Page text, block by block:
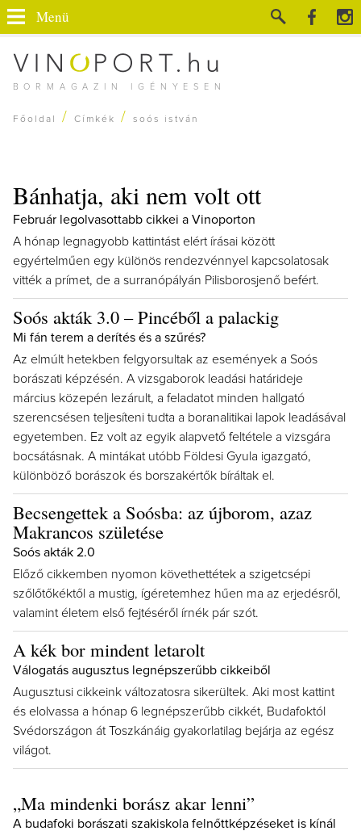
BORMAGAZIN IGÉNYESEN
Menü
Főoldal / Címkék / soós istván
Bánhatja, aki nem volt ott
Február legolvasottabb cikkei a Vinoporton
A hónap legnagyobb kattintást elért írásai között
egyértelműen egy különös rendezvénnyel kapcsolatosak
vitték a prímet, de a surranópályán Pilisborosjenő befért.
Soós akták 3.0 – Pincéből a palackig
Mi fán terem a derítés és a szűrés?
Az elmúlt hetekben felgyorsultak az események a Soós
borászati képzésén. A vizsgaborok leadási határideje
március közepén lezárult, a feladatot minden hallgató
szerencsésen teljesíteni tudta a boranalitikai lapok leadásával
egyetemben. Ez volt az egyik alapvető feltétele a vizsgára
bocsátásnak. A mintákat utóbb Földesi Gyula igazgató,
különböző borászok és borszakértők bíráltak el.
Becsengettek a Soósba: az újborom, azaz
Makrancos születése
Soós akták 2.0
Előző cikkemben nyomon követhettétek a szigetcsépi
szőlőtőkéktől a mustig, ígéretemhez hűen ma az erjedésről,
valamint életem első fejtéséről írnék pár szót.
A kék bor mindent letarolt
Válogatás augusztus legnépszerűbb cikkeiből
Augusztusi cikkeink változatosra sikerültek. Aki most kattint
és elolvassa a hónap 6 legnépszerűbb cikkét, Budafoktól
Svédországon át Toszkánáig gyakorlatilag bejárja az egész
világot.
„Ma mindenki borász akar lenni”
A budafoki borászati szakiskola felnőttképzéseket is kínál